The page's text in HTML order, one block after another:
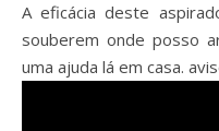
A eficácia deste aspirador de vidros já eu conheço! Se
souberem onde posso
uma ajuda lá em casa.